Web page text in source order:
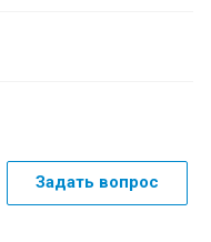
Задать вопрос